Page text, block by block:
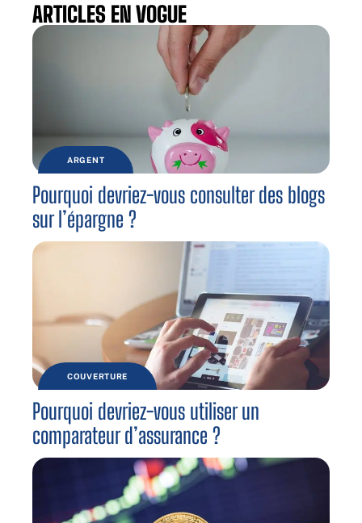
ARTICLES EN VOGUE
ARGENT
Pourquoi devriez-vous consulter des blogs
sur l’épargne ?
COUVERTURE
Pourquoi devriez-vous utiliser un
comparateur d’assurance ?